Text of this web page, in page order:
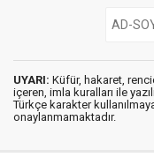
UYARI: Küfür, hakaret,
içeren, imla kuralları ile
Türkçe karakter
onaylanmamaktadır.